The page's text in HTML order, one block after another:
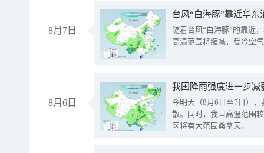
8月7日
台风“白海豚”靠近华
随着台风“白海豚”的靠近
高温范围将缩减，受冷空
8月6日
今明天（8月6日至7日）
散。同时，我国高温范围
区将有大范围桑拿天。